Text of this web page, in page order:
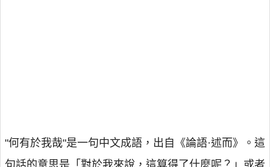
"何有於我哉"是一句中文成語，出自《論語·述而》。這
句話的意思是「對於我來說，這算得了什麼呢？」或者